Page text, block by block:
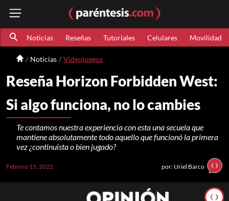
Noticias Reseñas Tutoriales Celulares Movilidad
Noticias Videojuegos
Reseña Horizon Forbidden West:
Si algo funciona, no lo cambies
Te contamos nuestra experiencia con esta una secuela que
mantiene absolutamente todo aquello que funcionó la primera
vez ¿continuista o bien jugado?
Febrero 15, 2022 por: Uriel Barco